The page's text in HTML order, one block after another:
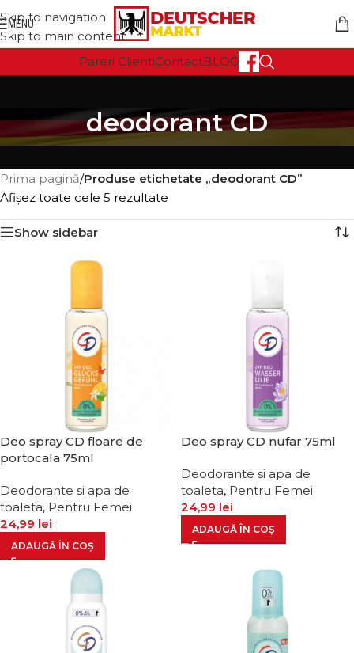
Skip to navigation
Skip to main content
MENU
Pareri ClientiContactBLOG
deodorant CD
Prima pagină/Produse etichetate „deodorant CD”
Afișez toate cele 5 rezultate
Show sidebar
Deo spray CD floare de
portocala 75ml
Deodorante si apa de
toaleta, Pentru Femei
24,99 lei
ADAUGĂ ÎN COȘ
Deo spray CD nufar 75ml
Deodorante si apa de
toaleta, Pentru Femei
24,99 lei
ADAUGĂ ÎN COȘ